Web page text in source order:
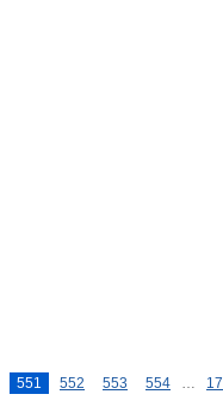
551 552 553 554